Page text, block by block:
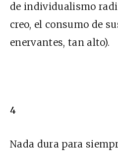
de individualismo
creo, el consumo de
enervantes, tan alto).
4
Nada dura para